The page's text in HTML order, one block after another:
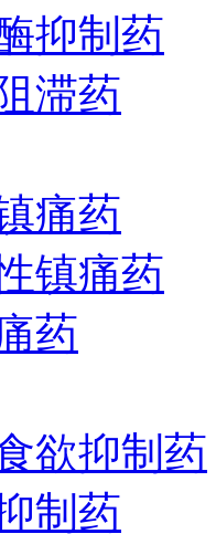
抑制药
滞药
痛药
镇痛药
药
欲抑制药
制药